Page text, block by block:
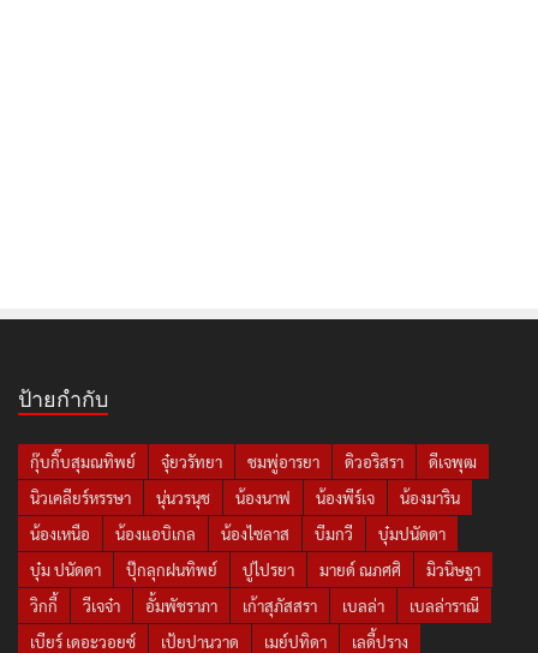
ป้ายกำกับ
กุ๊บกิ๊บสุมณทิพย์ จุ๋ยวรัทยา ชมพู่อารยา ดิวอริสรา
ดีเจพุฒ
นิวเคลียร์หรรษา
นุ่นวรนุช น้องนาฟ น้องพีร์เจ
น้องมาริน
น้องเหนือ
น้องแอบิเกล น้องไซลาส บีมกวี
บุ๋มปนัดดา
บุ๋ม ปนัดดา
ปุ๊กลุกฝนทิพย์ ปูไปรยา มายด์ ณภศศิ
มิวนิษฐา
วิกกี้
วีเจจ๋า อั้มพัชราภา เก้าสุภัสสรา เบลล่า
เบลล่าราณี
เบียร์ เดอะวอยซ์
เป้ยปานวาด เมย์ปทิดา
เลดี้ปราง